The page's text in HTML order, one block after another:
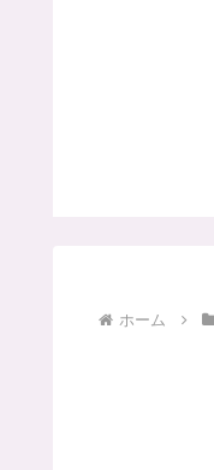
ホーム